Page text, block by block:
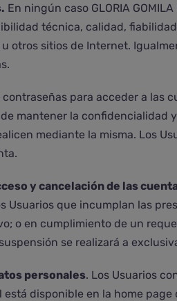
En ningún caso GLORIA
técnica, calidad,
otros sitios de Internet.
contraseñas para acceder a las
mantener la confidencialidad
mediante la misma. Los
y cancelación de las
Usuarios que incumplan las
o en cumplimiento de un
se realizará a
personales. Los Usuarios
disponible en la home